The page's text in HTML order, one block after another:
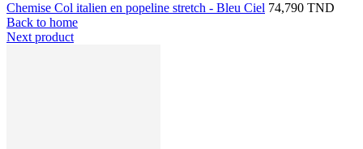
Chemise Col italien en popeline stretch - Bleu Ciel 74,790 TND
Back to home
Next product